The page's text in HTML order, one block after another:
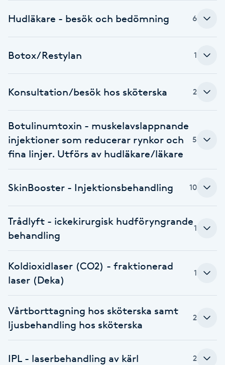
Babylights
Bambumassage
Barnklippning
BIAB
Blowout
Bottenfärg
Brynformning
Brynfärgning
Bröllopsuppsättning
Hudläkare - besök och bedömning 6
Botox/Restylan 1
Konsultation/besök hos sköterska 2
Botulinumtoxin - muskelavslappnande
injektioner som reducerar rynkor och
fina linjer. Utförs av hudläkare/läkare
5
SkinBooster - Injektionsbehandling 10
Trådlyft - ickekirurgisk hudföryngrande
behandling
1
Koldioxidlaser (CO2) - fraktionerad
laser (Deka)
1
Vårtborttagning hos sköterska samt
ljusbehandling hos sköterska
2
IPL - laserbehandling av kärl 2